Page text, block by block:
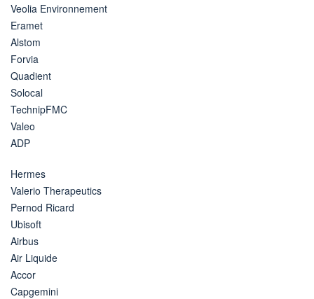
Veolia Environnement
Eramet
Alstom
Forvia
Quadient
Solocal
TechnipFMC
Valeo
ADP
Hermes
Valerio Therapeutics
Pernod Ricard
Ubisoft
Airbus
Air Liquide
Accor
Capgemini